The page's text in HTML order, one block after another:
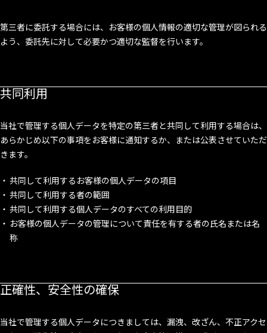
第三者に委託する場合には、お客様の個人情報の適切な管理が図られる
よう、委託先に対して必要かつ適切な監督を行います。
共同利用
当社で管理する個人データを特定の第三者と共同して利用する場合は、
あらかじめ以下の事項をお客様に通知するか、または公表させていただ
きます。
共同して利用するお客様の個人データの項目
共同して利用する者の範囲
共同して利用する個人データのすべての利用目的
お客様の個人データの管理について責任を有する者の氏名または名
称
正確性、安全性の確保
当社で管理する個人データにつきましては、漏洩、改ざん、不正アクセ